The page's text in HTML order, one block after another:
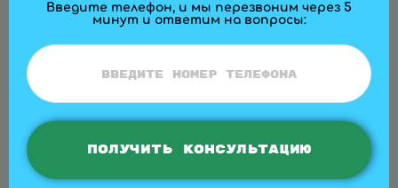
Введите телефон, и мы перезвоним через 5
минут и ответим на вопросы: